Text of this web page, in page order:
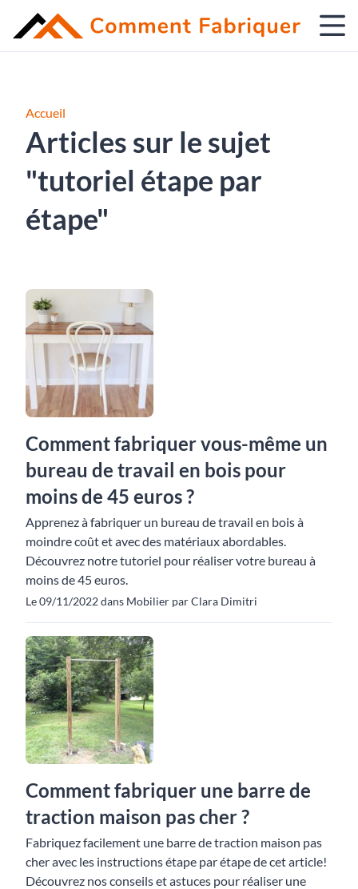
Accueil
Articles sur le sujet
"tutoriel étape par
étape"
Comment fabriquer vous-même un
bureau de travail en bois pour
moins de 45 euros ?
Apprenez à fabriquer un bureau de travail en bois à
moindre coût et avec des matériaux abordables.
Découvrez notre tutoriel pour réaliser votre bureau à
moins de 45 euros.
Le 09/11/2022 dans Mobilier par Clara Dimitri
Comment fabriquer une barre de
traction maison pas cher ?
Fabriquez facilement une barre de traction maison pas
cher avec les instructions étape par étape de cet article!
Découvrez nos conseils et astuces pour réaliser une